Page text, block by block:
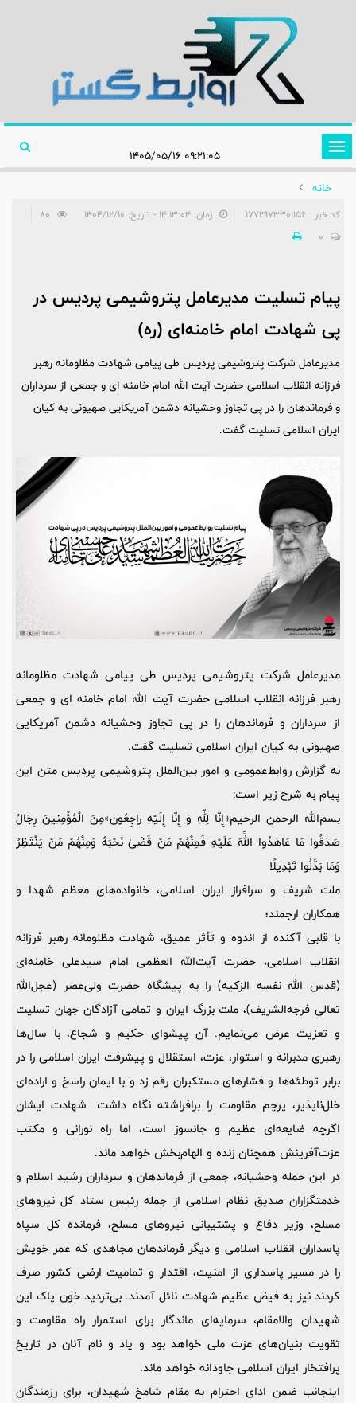
تغییر
وضعیت
ناوبری
۰۹:۲۱:۰۵ ۱۴۰۵/۰۵/۱۶
خانه
کد خبر : 1772973301156 زمان: ۱۴:۱۳:۰۴ - تاریخ: ۱۴۰۴/۱۲/۱۰
0
پیام تسلیت مدیرعامل پتروشیمی پردیس در
پی شهادت امام خامنه‌ای (ره)
مدیرعامل شرکت پتروشیمی پردیس طی پیامی شهادت مظلومانه رهبر
فرزانه انقلاب اسلامی حضرت آیت الله امام خامنه ای و جمعی از سرداران
و فرماندهان را در پی تجاوز وحشیانه دشمن آمریکایی صهیونی به کیان
ایران اسلامی تسلیت گفت.
مدیرعامل شرکت پتروشیمی پردیس طی پیامی شهادت مظلومانه
رهبر فرزانه انقلاب اسلامی حضرت آیت الله امام خامنه ای و جمعی
از سرداران و فرماندهان را در پی تجاوز وحشیانه دشمن آمریکایی
صهیونی به کیان ایران اسلامی تسلیت گفت.
به گزارش روابط‌عمومی و امور بین‌الملل پتروشیمی پردیس متن این
پیام به شرح زیر است:
بسم‌الله الرحمن الرحیم«إِنّا لِلّهِ وَ إِنّا إِلَیْهِ راجِعُون»مِنَ الْمُؤْمِنِينَ رِجَالٌ
صَدَقُوا مَا عَاهَدُوا اللَّهَ عَلَيْهِ فَمِنْهُمْ مَنْ قَضَىٰ نَحْبَهُ وَمِنْهُمْ مَنْ يَنْتَظِرُ
وَمَا بَدَّلُوا تَبْدِيلًا
ملت شریف و سرافراز ایران اسلامی، خانواده‌های معظم شهدا و
همکاران ارجمند؛
با قلبی آکنده از اندوه و تأثر عمیق، شهادت مظلومانه رهبر فرزانه
انقلاب اسلامی، حضرت آیت‌الله العظمی امام سیدعلی خامنه‌ای
(قدس‌ الله نفسه الزکیه) را به پیشگاه حضرت ولی‌عصر (عجل‌الله
تعالی فرجه‌الشریف)، ملت بزرگ ایران و تمامی آزادگان جهان تسلیت
و تعزیت عرض می‌نمایم. آن پیشوای حکیم و شجاع، با سال‌ها
رهبری مدبرانه و استوار، عزت، استقلال و پیشرفت ایران اسلامی را در
برابر توطئه‌ها و فشارهای مستکبران رقم زد و با ایمان راسخ و اراده‌ای
خلل‌ناپذیر، پرچم مقاومت را برافراشته نگاه داشت. شهادت ایشان
اگرچه ضایعه‌ای عظیم و جانسوز است، اما راه نورانی و مکتب
عزت‌آفرینش همچنان زنده و الهام‌بخش خواهد ماند.
در این حمله وحشیانه، جمعی از فرماندهان و سرداران رشید اسلام و
خدمتگزاران صدیق نظام اسلامی از جمله رئیس ستاد کل نیروهای
مسلح، وزیر دفاع و پشتیبانی نیروهای مسلح، فرمانده کل سپاه
پاسداران انقلاب اسلامی و دیگر فرماندهان مجاهدی که عمر خویش
را در مسیر پاسداری از امنیت، اقتدار و تمامیت ارضی کشور صرف
کردند نیز به فیض عظیم شهادت نائل آمدند. بی‌تردید خون پاک این
شهیدان والامقام، سرمایه‌ای ماندگار برای استمرار راه مقاومت و
تقویت بنیان‌های عزت ملی خواهد بود و یاد و نام آنان در تاریخ
پرافتخار ایران اسلامی جاودانه خواهد ماند.
اینجانب ضمن ادای احترام به مقام شامخ شهیدان، برای رزمندگان